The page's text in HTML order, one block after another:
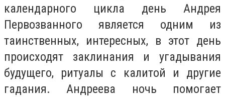
календарного цикла день Андрея
Первозванного является одним из
таинственных, интересных, в этот день
происходят заклинания и угадывания
будущего, ритуалы с калитой и другие
гадания. Андреева ночь помогает